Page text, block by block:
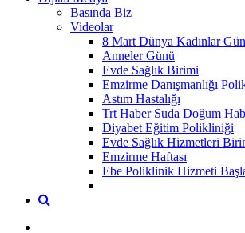
Basında Biz
Videolar
8 Mart Dünya Kadınlar
Anneler Günü
Evde Sağlık Birimi
Emzirme Danışmanlığı
Astım Hastalığı
Trt Haber Suda Doğum
Diyabet Eğitim Polikliniği
Evde Sağlık Hizmetleri
Emzirme Haftası
Ebe Poliklinik Hizmeti